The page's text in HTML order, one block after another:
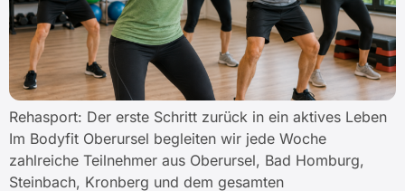
Rehasport: Der erste Schritt zurück in ein aktives Leben
Im Bodyfit Oberursel begleiten wir jede Woche
zahlreiche Teilnehmer aus Oberursel, Bad Homburg,
Steinbach, Kronberg und dem gesamten